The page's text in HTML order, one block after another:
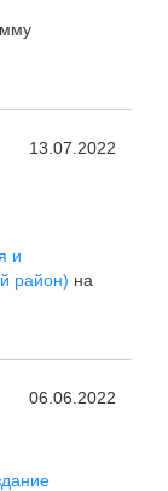
13.07.2022
и
район) на
06.06.2022